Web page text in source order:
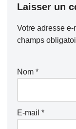
Laisser un
Votre adresse
champs
Nom *
E-mail *